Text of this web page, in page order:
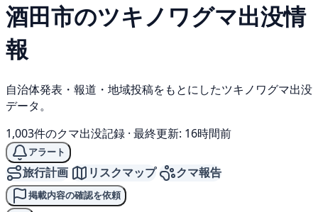
酒田市のツキノワグマ出没情
報
自治体発表・報道・地域投稿をもとにしたツキノワグマ出没
データ。
1,003件のクマ出没記録 · 最終更新: 16時間前
アラート
旅行計画 リスクマップ クマ報告
掲載内容の確認を依頼